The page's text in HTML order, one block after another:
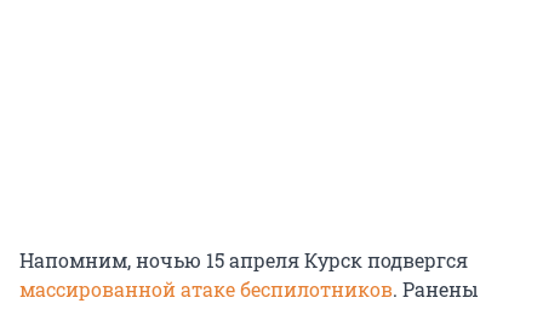
Напомним, ночью 15 апреля Курск подвергся
массированной атаке беспилотников. Ранены